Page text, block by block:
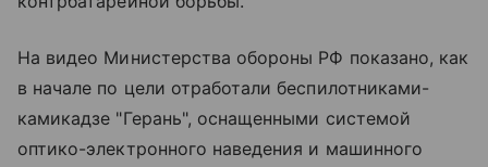
На видео Министерства обороны РФ показано, как
в начале по цели отработали беспилотниками-
камикадзе "Герань", оснащенными системой
оптико-электронного наведения и машинного